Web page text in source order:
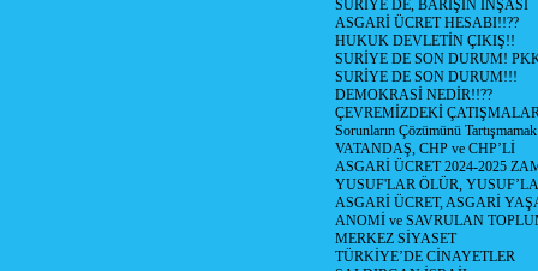
SURİYE DE, BARIŞIN İNŞASI
ASGARİ ÜCRET HESABI!!??
HUKUK DEVLETİN ÇIKIŞ!!
SURİYE DE SON DURUM!
SURİYE DE SON DURUM!!!
DEMOKRASİ NEDİR!!??
ÇEVREMİZDEKİ
Sorunların Çözümünü
VATANDAŞ, CHP ve CHP’Lİ
ASGARİ ÜCRET 2024-2025
YUSUF'LAR ÖLÜR,
ASGARİ ÜCRET, ASGARİ
ANOMİ ve SAVRULAN
MERKEZ SİYASET
TÜRKİYE’DE CİNAYETLER